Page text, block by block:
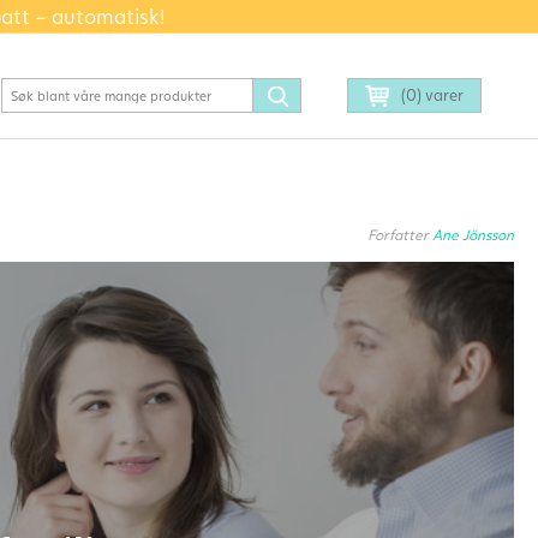
– automatisk!
(0) varer
ForfatterAne Jönsson